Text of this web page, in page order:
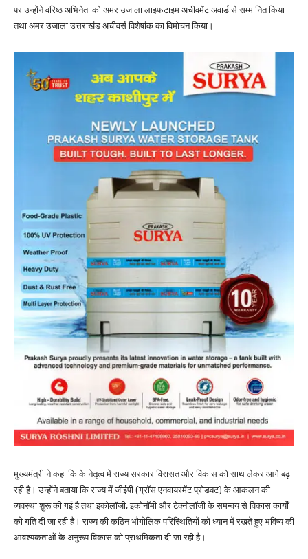
पर उन्होंने वरिष्ठ अभिनेता को अमर उजाला लाइफटाइम अचीवमेंट अवार्ड से सम्मानित किया
तथा अमर उजाला उत्तराखंड अचीवर्स विशेषांक का विमोचन किया।
मुख्यमंत्री ने कहा कि के नेतृत्व में राज्य सरकार विरासत और विकास को साथ लेकर आगे बढ़
रही है। उन्होंने बताया कि राज्य में जीईपी (ग्रॉस एनवायरमेंट प्रोडक्ट) के आकलन की
व्यवस्था शुरू की गई है तथा इकोलॉजी, इकोनॉमी और टेक्नोलॉजी के समन्वय से विकास कार्यों
को गति दी जा रही है। राज्य की कठिन भौगोलिक परिस्थितियों को ध्यान में रखते हुए भविष्य की
आवश्यकताओं के अनुरूप विकास को प्राथमिकता दी जा रही है।